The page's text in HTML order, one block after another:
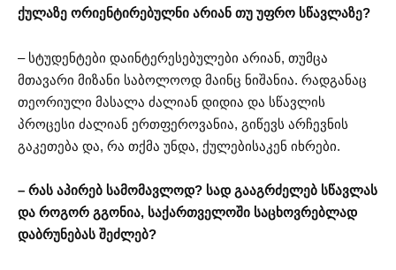
ქულაზე ორიენტირებულნი არიან თუ უფრო სწავლაზე?
– სტუდენტები დაინტერესებულები არიან, თუმცა
მთავარი მიზანი საბოლოოდ მაინც ნიშანია. რადგანაც
თეორიული მასალა ძალიან დიდია და სწავლის
პროცესი ძალიან ერთფეროვანია, გიწევს არჩევნის
გაკეთება და, რა თქმა უნდა, ქულებისაკენ იხრები.
– რას აპირებ სამომავლოდ? სად გააგრძელებ სწავლას
და როგორ გგონია, საქართველოში საცხოვრებლად
დაბრუნებას შეძლებ?